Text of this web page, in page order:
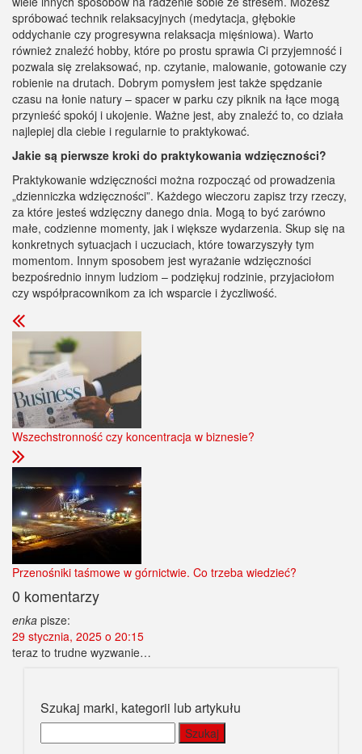
spróbować technik relaksacyjnych (medytacja, głębokie
oddychanie czy progresywna relaksacja mięśniowa). Warto
również znaleźć hobby, które po prostu sprawia Ci przyjemność i
pozwala się zrelaksować, np. czytanie, malowanie, gotowanie czy
robienie na drutach. Dobrym pomysłem jest także spędzanie
czasu na łonie natury – spacer w parku czy piknik na łące mogą
przynieść spokój i ukojenie. Ważne jest, aby znaleźć to, co działa
najlepiej dla ciebie i regularnie to praktykować.
Jakie są pierwsze kroki do praktykowania wdzięczności?
Praktykowanie wdzięczności można rozpocząć od prowadzenia
„dzienniczka wdzięczności”. Każdego wieczoru zapisz trzy rzeczy,
za które jesteś wdzięczny danego dnia. Mogą to być zarówno
małe, codzienne momenty, jak i większe wydarzenia. Skup się na
konkretnych sytuacjach i uczuciach, które towarzyszyły tym
momentom. Innym sposobem jest wyrażanie wdzięczności
bezpośrednio innym ludziom – podziękuj rodzinie, przyjaciołom
czy współpracownikom za ich wsparcie i życzliwość.
Wszechstronność czy koncentracja w biznesie?
Przenośniki taśmowe w górnictwie. Co trzeba wiedzieć?
0 komentarzy
enka pisze:
29 stycznia, 2025 o 20:15
teraz to trudne wyzwanie…
Szukaj marki, kategorii lub artykułu